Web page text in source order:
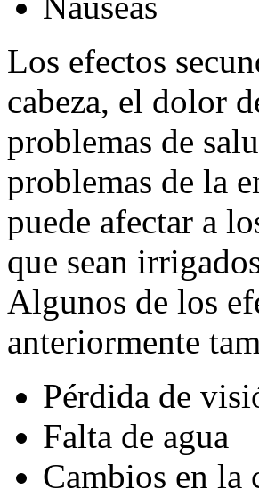
Los efectos
cabeza, el dolor
problemas de
problemas de la
puede afectar a
que sean
Algunos de los
anteriormente
Pérdida de
Falta de agua
Cambios en la